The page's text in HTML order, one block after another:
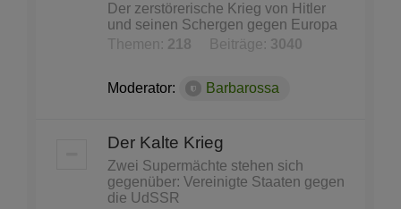
Der zerstörerische Krieg von Hitler
und seinen Schergen gegen Europa
Themen: 218 Beiträge: 3040
Moderator: Barbarossa
Der Kalte Krieg
Zwei Supermächte stehen sich
gegenüber: Vereinigte Staaten gegen
die UdSSR